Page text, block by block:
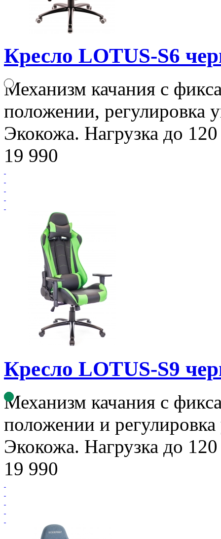
Кресло LOTUS-S6
Механизм качания с
положении, регулировка
Экокожа. Нагрузка до
19 990
Кресло LOTUS-S9
Механизм качания с
положении и
Экокожа. Нагрузка до
19 990